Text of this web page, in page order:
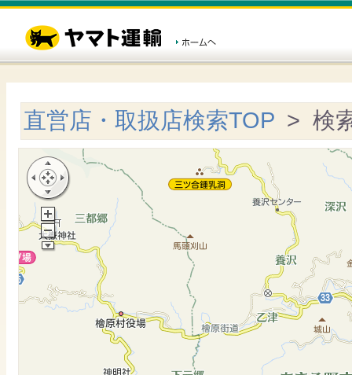
直営店・取扱店検索TOP > 検